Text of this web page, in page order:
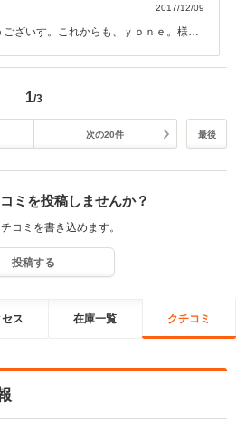
2017/12/09
ざいす。これからも、ｙｏｎｅ。様の
1/3
次の20件 最後
ミを投稿しませんか？
コミを書き込めます。
投稿する
ス 在庫一覧 クチコミ